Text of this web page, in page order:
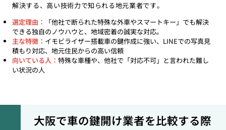
解決する、高い技術力で知られる地元業者です。
選定理由：
「他社で断られた特殊な外車やスマートキー」でも解決
できる独自のノウハウと、地域密着の誠実な対応。
主な特徴： イモビライザー搭載車の鍵作成に強い、LINEでの写真見
積もり対応、地元住民からの高い信頼
向いている人： 特殊な車種や、他社で「対応不可」と言われた難し
い状況の人
大阪で車の鍵開け業者を比較する際